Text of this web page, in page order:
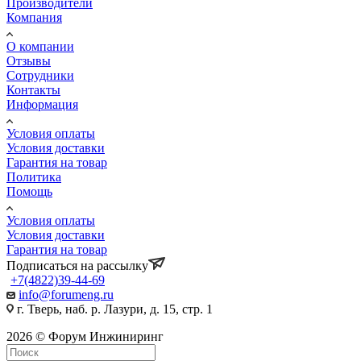
Компания
О компании
Отзывы
Сотрудники
Контакты
Информация
Условия оплаты
Условия доставки
Гарантия на товар
Политика
Помощь
Условия оплаты
Условия доставки
Гарантия на товар
Подписаться на рассылку
+7(4822)39-44-69
info@forumeng.ru
г. Тверь, наб. р. Лазури, д. 15, стр. 1
2026 © Форум Инжиниринг